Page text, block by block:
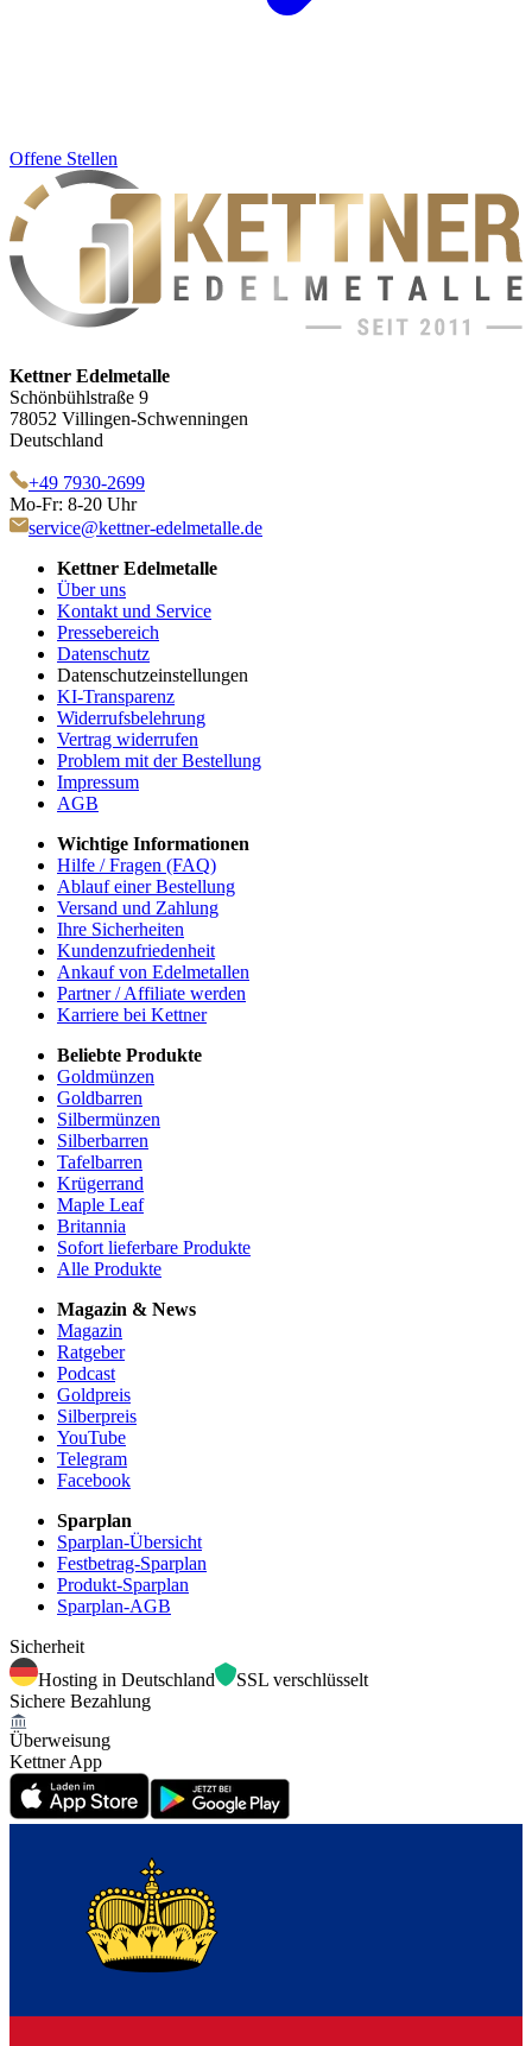
Offene Stellen
Kettner Edelmetalle
Schönbühlstraße 9
78052 Villingen-Schwenningen
Deutschland
+49 7930-2699
Mo-Fr: 8-20 Uhr
service@kettner-edelmetalle.de
Kettner Edelmetalle
Über uns
Kontakt und Service
Pressebereich
Datenschutz
Datenschutzeinstellungen
KI-Transparenz
Widerrufsbelehrung
Vertrag widerrufen
Problem mit der Bestellung
Impressum
AGB
Wichtige Informationen
Hilfe / Fragen (FAQ)
Ablauf einer Bestellung
Versand und Zahlung
Ihre Sicherheiten
Kundenzufriedenheit
Ankauf von Edelmetallen
Partner / Affiliate werden
Karriere bei Kettner
Beliebte Produkte
Goldmünzen
Goldbarren
Silbermünzen
Silberbarren
Tafelbarren
Krügerrand
Maple Leaf
Britannia
Sofort lieferbare Produkte
Alle Produkte
Magazin & News
Magazin
Ratgeber
Podcast
Goldpreis
Silberpreis
YouTube
Telegram
Facebook
Sparplan
Sparplan-Übersicht
Festbetrag-Sparplan
Produkt-Sparplan
Sparplan-AGB
Sicherheit
Hosting in Deutschland
SSL verschlüsselt
Sichere Bezahlung
Überweisung
Kettner App